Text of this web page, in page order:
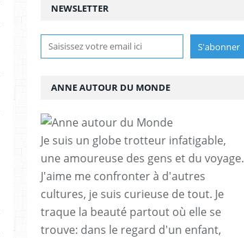
NEWSLETTER
ANNE AUTOUR DU MONDE
Je suis un globe trotteur infatigable,
une amoureuse des gens et du voyage.
J'aime me confronter à d'autres
cultures, je suis curieuse de tout. Je
traque la beauté partout où elle se
trouve: dans le regard d'un enfant,